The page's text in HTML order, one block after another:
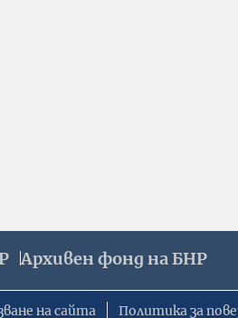
Архивен фонд на БНР
на сайта Политика за